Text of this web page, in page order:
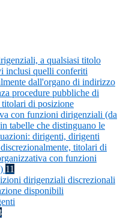
a qualsiasi titolo
inclusi quelli conferiti
dall'organo di indirizzo
procedure pubbliche di
titolari di posizione
con funzioni dirigenziali (da
tabelle che distinguano le
dirigenti, dirigenti
titolari di
con funzioni
11
dirigenziali discrezionali
disponibili